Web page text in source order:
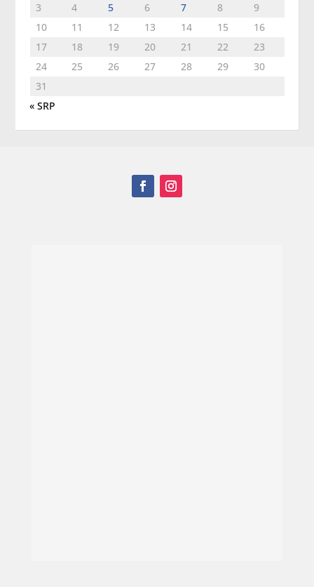
3
4 5 6 7 8
9
10
11 12 13 14 15
16
17
18 19 20 21 22
23
24
25 26 27 28 29
30
31
« SRP